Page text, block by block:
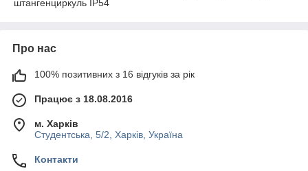
штангенциркуль IP54
Про нас
100% позитивних з 16 відгуків за рік
Працює з 18.08.2016
м. Харків
Студентська, 5/2, Харків, Україна
Контакти